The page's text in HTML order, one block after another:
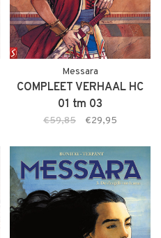
Messara
COMPLEET VERHAAL HC
01 tm 03
€59,85 €29,95